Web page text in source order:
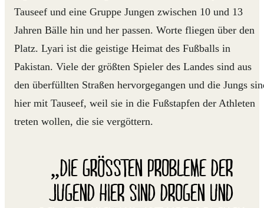
Tauseef und eine Gruppe Jungen zwischen 10 und 13
Jahren Bälle hin und her passen. Worte fliegen über den
Platz. Lyari ist die geistige Heimat des Fußballs in
Pakistan. Viele der größten Spieler des Landes sind aus
den überfüllten Straßen hervorgegangen und die Jungs
hier mit Tauseef, weil sie in die Fußstapfen der Athleten
treten wollen, die sie vergöttern.
„DIE GRÖSSTEN PROBLEME DER
JUGEND HIER SIND DROGEN UND